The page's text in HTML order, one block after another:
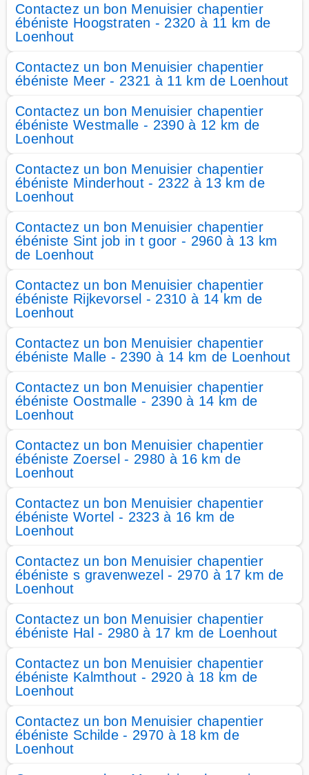
Contactez un bon Menuisier chapentier
ébéniste Hoogstraten - 2320 à 11 km de
Loenhout
Contactez un bon Menuisier chapentier
ébéniste Meer - 2321 à 11 km de Loenhout
Contactez un bon Menuisier chapentier
ébéniste Westmalle - 2390 à 12 km de
Loenhout
Contactez un bon Menuisier chapentier
ébéniste Minderhout - 2322 à 13 km de
Loenhout
Contactez un bon Menuisier chapentier
ébéniste Sint job in t goor - 2960 à 13 km
de Loenhout
Contactez un bon Menuisier chapentier
ébéniste Rijkevorsel - 2310 à 14 km de
Loenhout
Contactez un bon Menuisier chapentier
ébéniste Malle - 2390 à 14 km de Loenhout
Contactez un bon Menuisier chapentier
ébéniste Oostmalle - 2390 à 14 km de
Loenhout
Contactez un bon Menuisier chapentier
ébéniste Zoersel - 2980 à 16 km de
Loenhout
Contactez un bon Menuisier chapentier
ébéniste Wortel - 2323 à 16 km de
Loenhout
Contactez un bon Menuisier chapentier
ébéniste s gravenwezel - 2970 à 17 km de
Loenhout
Contactez un bon Menuisier chapentier
ébéniste Hal - 2980 à 17 km de Loenhout
Contactez un bon Menuisier chapentier
ébéniste Kalmthout - 2920 à 18 km de
Loenhout
Contactez un bon Menuisier chapentier
ébéniste Schilde - 2970 à 18 km de
Loenhout